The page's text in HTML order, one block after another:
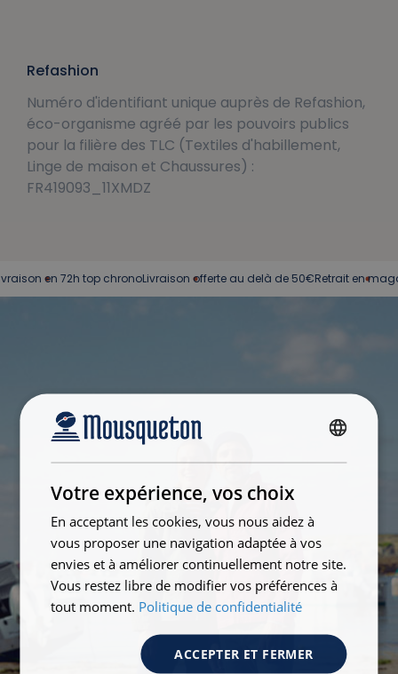
Refashion
Numéro d'identifiant unique auprès de Refashion,
éco-organisme agréé par les pouvoirs publics
pour la filière des TLC (Textiles d'habillement,
Linge de maison et Chaussures) :
FR419093_11XMDZ
en 72h top chronoLivraison offerte au delà de 50€Retrait en
Votre expérience, vos choix
En acceptant les cookies, vous nous aidez à
vous proposer une navigation adaptée à vos
envies et à améliorer continuellement notre site.
Vous restez libre de modifier vos préférences à
tout moment. Politique de confidentialité
ACCEPTER ET FERMER